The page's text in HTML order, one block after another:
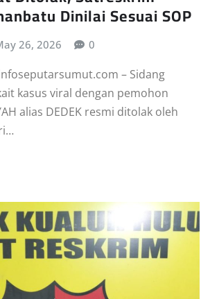
Dinilai Sesuai SOP
26, 2026 0
– Sidang
kasus viral dengan pemohon
alias DEDEK resmi ditolak oleh